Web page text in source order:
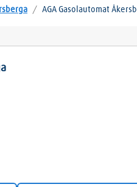
/ AGA Gasolautomat